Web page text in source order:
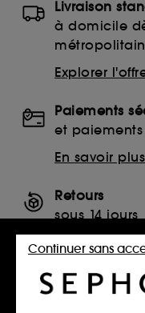
Livraison
à domicile
Explorer
Paiements
et
En savoir plus
Retours
sous 14 jours
Retourner
SERVICES, CONTACT ET
Continuer sans